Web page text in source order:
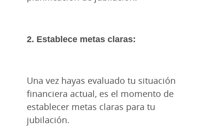
2. Establece metas claras:
Una vez hayas evaluado tu situación
financiera actual, es el momento de
establecer metas claras para tu
jubilación.